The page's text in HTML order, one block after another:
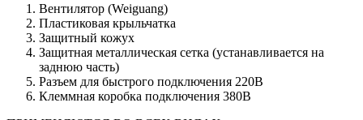
Вентилятор (Weiguang)
Пластиковая крыльчатка
Защитный кожух
Защитная металлическая сетка (устанавливается на
заднюю часть)
Разъем для быстрого подключения 220В
Клеммная коробка подключения 380В